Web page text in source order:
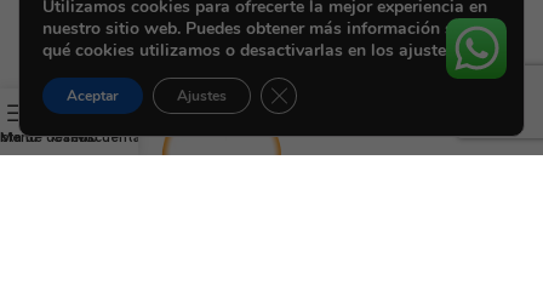
Menúde deseos
CarritoMi cuenta
Utilizamos cookies para ofrecerte la mejor experiencia en
nuestro sitio web. Puedes obtener más información sobre
qué cookies utilizamos o desactivarlas en los ajustes.
Aceptar Ajustes Cerrar el banner de cookies RGPD